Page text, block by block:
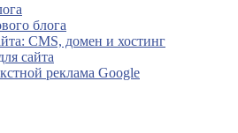
блога
CMS, домен и хостинг
сайта
реклама Google